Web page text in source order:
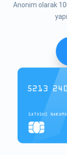
Anonim olarak